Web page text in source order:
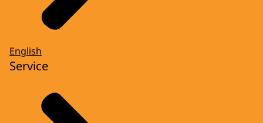
English
Service